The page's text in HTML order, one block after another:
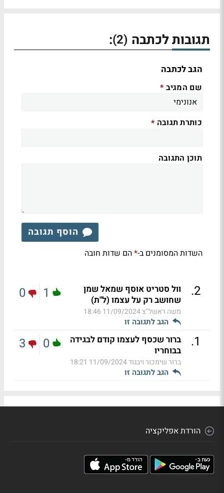
תגובות לכתבה (2)
:
הגב לכתבה
שם המגיב *
כותרת תגובה *
תוכן התגובה
הוסף תגובה
השדות המסומנים ב-*הם שדות חובה
2
.
וול סטריט אוסף שמאל שמן
שחושב רק על עצמו (ל"ת)
משה ראשל"צ11/09/2024 18:46
הגב לתגובה זו
1
0
1
.
ברור שכסף לעצמו קודם לבגידה
בבוחריו
ברור שימכור ויבגוד11/09/2024 18:21
הגב לתגובה זו
0
3
הורדת אפליקציה